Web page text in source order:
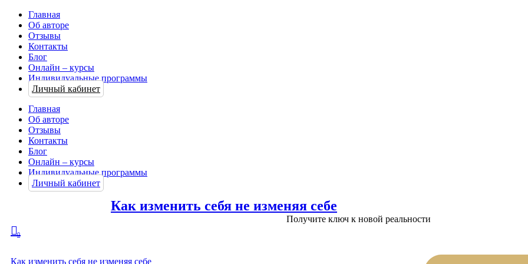
Главная
Об авторе
Отзывы
Контакты
Блог
Онлайн – курсы
Индивидуальные программы
Личный кабинет
Главная
Об авторе
Отзывы
Контакты
Блог
Онлайн – курсы
Индивидуальные программы
Личный кабинет
Как изменить себя не изменяя себе
Получите ключ к новой реальности
0
Как изменить себя не изменяя себе